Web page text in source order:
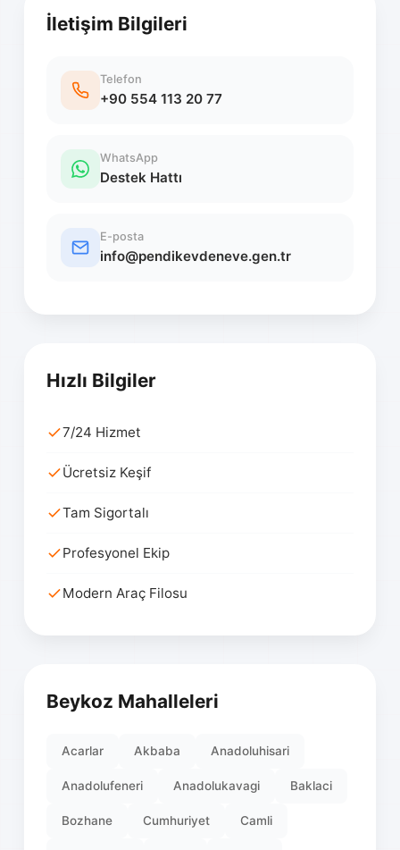
İletişim Bilgileri
Telefon
+90 554 113 20 77
WhatsApp
Destek Hattı
E-posta
info@pendikevdeneve.gen.tr
Hızlı Bilgiler
7/24 Hizmet
Ücretsiz Keşif
Tam Sigortalı
Profesyonel Ekip
Modern Araç Filosu
Beykoz Mahalleleri
Acarlar Akbaba Anadoluhisari
Anadolufeneri Anadolukavagi Baklaci
Bozhane Cumhuriyet Camli